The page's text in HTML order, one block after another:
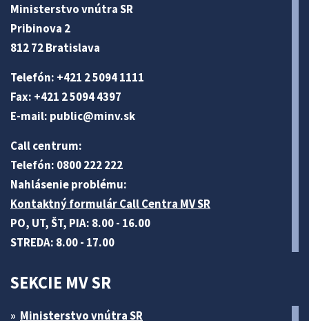
Ministerstvo vnútra SR
Pribinova 2
812 72 Bratislava
Telefón: +421 2 5094 1111
Fax: +421 2 5094 4397
E-mail: public@minv.sk
Call centrum:
Telefón: 0800 222 222
Nahlásenie problému:
Kontaktný formulár Call Centra MV SR
PO, UT, ŠT, PIA: 8.00 - 16.00
STREDA: 8.00 - 17.00
SEKCIE MV SR
Ministerstvo vnútra SR